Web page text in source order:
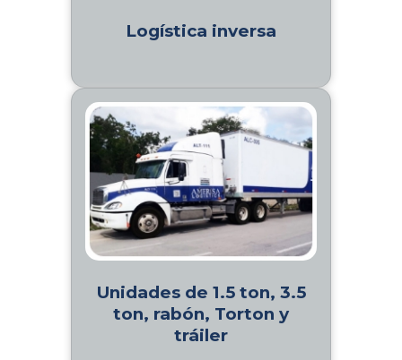
Logística inversa
Unidades de 1.5 ton, 3.5
ton, rabón, Torton y
tráiler